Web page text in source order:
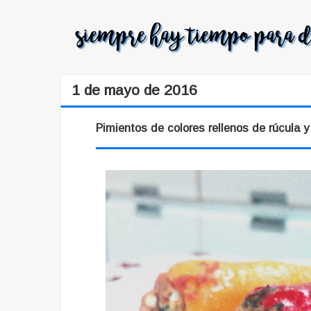
1 de mayo de 2016
Pimientos de colores rellenos de rúcula